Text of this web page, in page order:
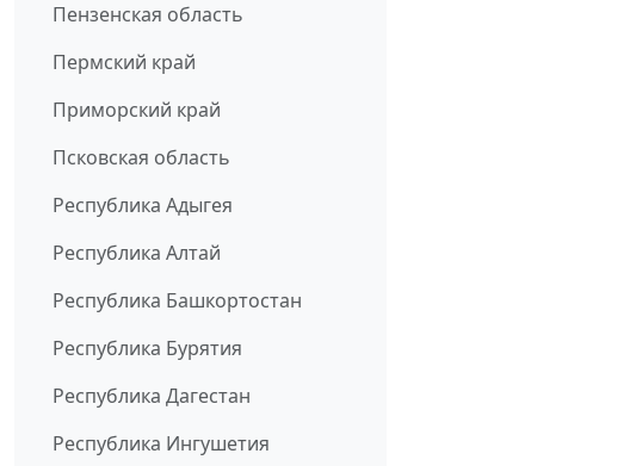
Пензенская область
Пермский край
Приморский край
Псковская область
Республика Адыгея
Республика Алтай
Республика Башкортостан
Республика Бурятия
Республика Дагестан
Республика Ингушетия